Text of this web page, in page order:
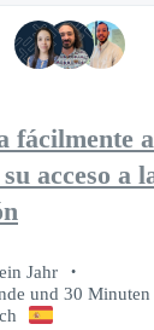
fácilmente
acceso a
Jahr
und 30 Minuten